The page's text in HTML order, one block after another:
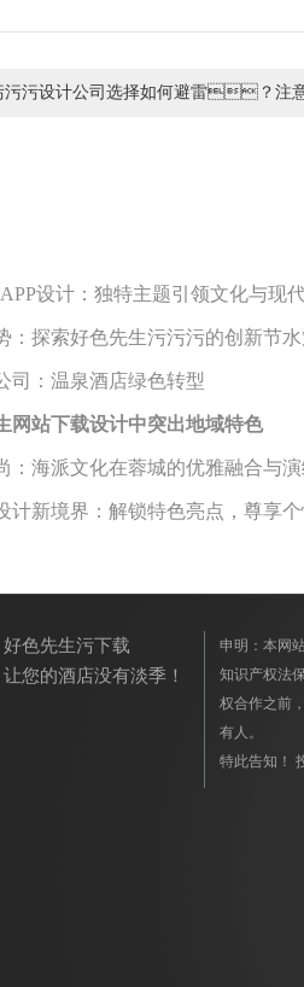
污污设计公司选择如何避雷？注
设计：独特主题引领文化与现
：探索好色先生污污污的创新节
：温泉酒店绿色转型
网站下载设计中突出地域特色
：海派文化在蓉城的优雅融合与
新境界：解锁特色亮点，尊享
好色先生污下载
让您的酒店没有淡季！
申明：本
知识产权法保
权合作之前
有人。
特此告知！